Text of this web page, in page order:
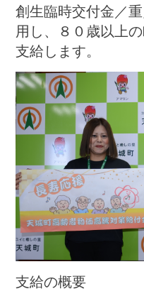
創生臨時交付金／
用し、８０歳以上
支給します。
支給の概要